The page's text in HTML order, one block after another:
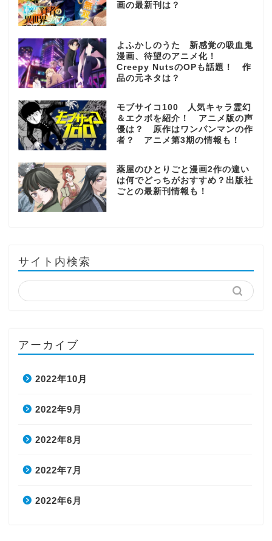
画の最新刊は？
よふかしのうた 新感覚の吸血鬼
漫画、待望のアニメ化！
Creepy NutsのOPも話題！ 作
品の元ネタは？
モブサイコ100 人気キャラ霊幻
＆エクボを紹介！ アニメ版の声
優は？ 原作はワンパンマンの作
者？ アニメ第3期の情報も！
薬屋のひとりごと漫画2作の違い
は何でどっちがおすすめ？出版社
ごとの最新刊情報も！
サイト内検索
アーカイブ
2022年10月
2022年9月
2022年8月
2022年7月
2022年6月